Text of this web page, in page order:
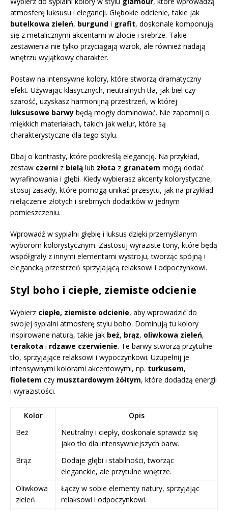
atmosferę luksusu i elegancji. Głębokie odcienie, takie jak
butelkowa zieleń, burgund i grafit, doskonale komponują
się z metalicznymi akcentami w złocie i srebrze. Takie
zestawienia nie tylko przyciągają wzrok, ale również nadają
wnętrzu wyjątkowy charakter.
Postaw na intensywne kolory, które stworzą dramatyczny
efekt. Używając klasycznych, neutralnych tła, jak biel czy
szarość, uzyskasz harmonijną przestrzeń, w której
luksusowe barwy będą mogły dominować. Nie zapomnij o
miękkich materiałach, takich jak welur, które są
charakterystyczne dla tego stylu.
Dbaj o kontrasty, które podkreślą elegancję. Na przykład,
zestaw czerni z bielą lub złota z granatem mogą dodać
wyrafinowania i głębi. Kiedy wybierasz akcenty kolorystyczne,
stosuj zasady, które pomogą unikać przesytu, jak na przykład
niełączenie złotych i srebrnych dodatków w jednym
pomieszczeniu.
Wprowadź w sypialni głębię i luksus dzięki przemyślanym
wyborom kolorystycznym. Zastosuj wyraziste tony, które będą
współgrały z innymi elementami wystroju, tworząc spójną i
elegancką przestrzeń sprzyjającą relaksowi i odpoczynkowi.
Styl boho i ciepłe, ziemiste odcienie
Wybierz ciepłe, ziemiste odcienie, aby wprowadzić do
swojej sypialni atmosferę stylu boho. Dominują tu kolory
inspirowane naturą, takie jak beż, brąz, oliwkowa zieleń,
terakota i rdzawe czerwienie. Te barwy stworzą przytulne
tło, sprzyjające relaksowi i wypoczynkowi. Uzupełnij je
intensywnymi kolorami akcentowymi, np. turkusem,
fioletem czy musztardowym żółtym, które dodadzą energii
i wyrazistości.
Kolor
Opis
Beż
Neutralny i ciepły, doskonale sprawdzi się
jako tło dla intensywniejszych barw.
Brąz
Dodaje głębi i stabilności, tworząc
eleganckie, ale przytulne wnętrze.
Oliwkowa
zieleń
Łączy w sobie elementy natury, sprzyjając
relaksowi i odpoczynkowi.